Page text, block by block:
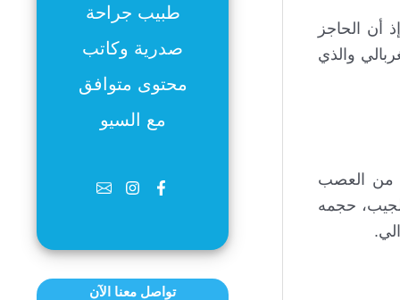
أن الحاجز
والذي
من العصب
حجمه
طبيب جراحة
صدرية وكاتب
محتوى متوافق
مع السيو
تواصل معنا الآن